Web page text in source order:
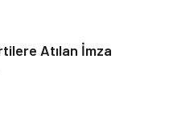
Atılan İmza